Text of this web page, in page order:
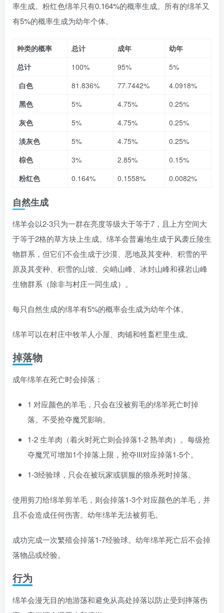
率生成。粉红色绵羊只有0.164%的概率生成。所有的绵羊又
有5%的概率生成为幼年个体。
种类的概率 总计 成年
幼年
总计
100% 95%
5%
白色
81.836% 77.7442%
4.0918%
黑色
5% 4.75%
0.25%
灰色
5% 4.75%
0.25%
淡灰色
5% 4.75%
0.25%
棕色
3% 2.85%
0.15%
粉红色
0.164% 0.1558% 0.0082%
自然生成
绵羊会以2-3只为一群在亮度等级大于等于7，且上方空间大
于等于2格的草方块上生成。绵羊会普遍地生成于风袭丘陵生
物群系，但它们不会生成于沙漠、恶地及其变种、积雪的平
原及其变种、积雪的山坡、尖峭山峰、冰封山峰和裸岩山峰
生物群系（除非与村庄一同生成）。
每只自然生成的绵羊有5%的概率会生成为幼年个体。
绵羊可以在村庄中牧羊人小屋、肉铺和牲畜栏里生成。
掉落物
成年绵羊在死亡时会掉落：
1 对应颜色的羊毛 ，只会在没被剪毛的绵羊死亡时掉
落。不受抢夺魔咒影响。
1-2生羊肉 （着火时死亡则会掉落1-2熟羊肉）。每级抢
夺魔咒可增加1个掉落上限，抢夺III对应掉落1-5个。
1-3经验球 ，只会在被玩家或驯服的狼杀死时掉落。
使用剪刀给绵羊剪羊毛，则会掉落1-3个对应颜色的羊毛 ，并
且不会造成任何伤害。幼年绵羊无法被剪毛。
成功完成一次繁殖会掉落1-7经验球。幼年绵羊死亡后不会掉
落物品或经验。
行为
绵羊会漫无目的地游荡和避免从高处掉落以防止受到摔落伤